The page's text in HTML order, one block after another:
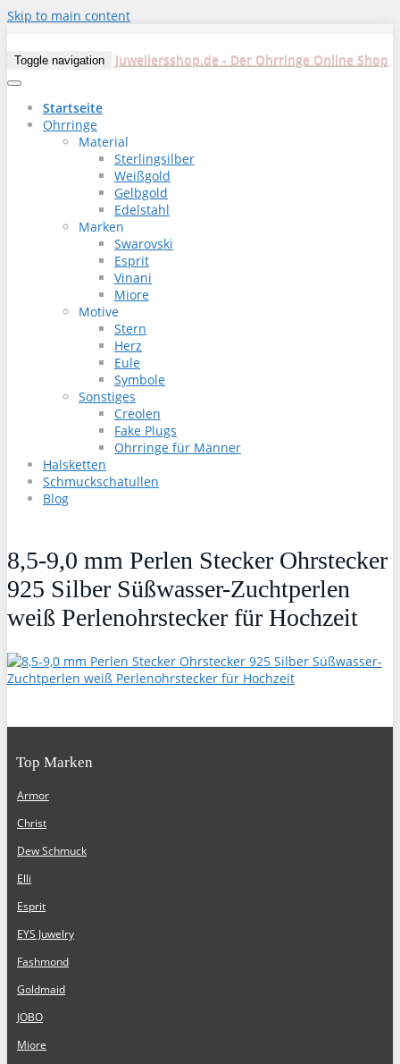
Skip to main content
Toggle navigation Juweliersshop.de - Der Ohrringe Online Shop
Startseite
Ohrringe
Material
Sterlingsilber
Weißgold
Gelbgold
Edelstahl
Marken
Swarovski
Esprit
Vinani
Miore
Motive
Stern
Herz
Eule
Symbole
Sonstiges
Creolen
Fake Plugs
Ohrringe für Männer
Halsketten
Schmuckschatullen
Blog
8,5-9,0 mm Perlen Stecker Ohrstecker
925 Silber Süßwasser-Zuchtperlen
weiß Perlenohrstecker für Hochzeit
Top Marken
Armor
Christ
Dew Schmuck
Elli
Esprit
EYS Juwelry
Fashmond
Goldmaid
JOBO
Miore